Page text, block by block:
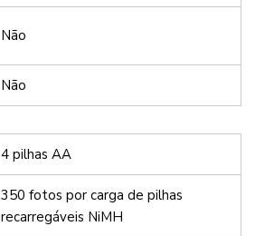
Não
Não
4 pilhas AA
350 fotos por carga de pilhas
recarregáveis NiMH